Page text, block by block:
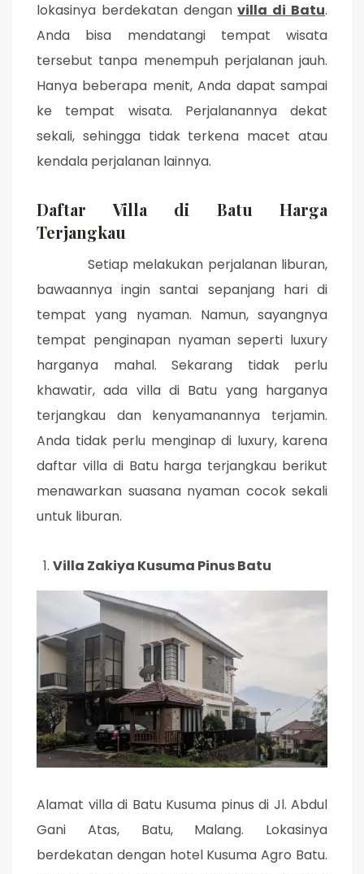
lokasinya berdekatan denganvilla di Batu.
Anda bisa mendatangi tempat wisata
tersebut tanpa menempuh perjalanan jauh.
Hanya beberapa menit, Anda dapat sampai
ke tempat wisata. Perjalanannya dekat
sekali, sehingga tidak terkena macet atau
kendala perjalanan lainnya.
Daftar Villa di Batu Harga
Terjangkau
Setiap melakukan perjalanan liburan,
bawaannya ingin santai sepanjang hari di
tempat yang nyaman. Namun, sayangnya
tempat penginapan nyaman seperti luxury
harganya mahal. Sekarang tidak perlu
khawatir, ada villa di Batu yang harganya
terjangkau dan kenyamanannya terjamin.
Anda tidak perlu menginap di luxury, karena
daftar villa di Batu harga terjangkau berikut
menawarkan suasana nyaman cocok sekali
untuk liburan.
Villa Zakiya Kusuma Pinus Batu
Alamat villa di Batu Kusuma pinus di Jl. Abdul
Gani Atas, Batu, Malang. Lokasinya
berdekatan dengan hotel Kusuma Agro Batu.